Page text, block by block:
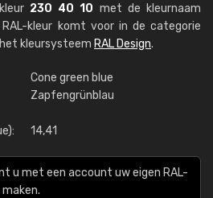
230 40 10 met de kleurnaam
RAL-kleur komt voor in de categorie
kleursysteem RAL Design.
Cone green blue
Zapfengrünblau
14,41
u met een account uw eigen RAL-